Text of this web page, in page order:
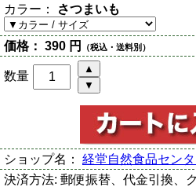
カラー： さつまいも
価格： 390 円 （税込・送料別）
数量
ショップ名： 経堂自然食品セン
決済方法: 郵便振替、代金引換、